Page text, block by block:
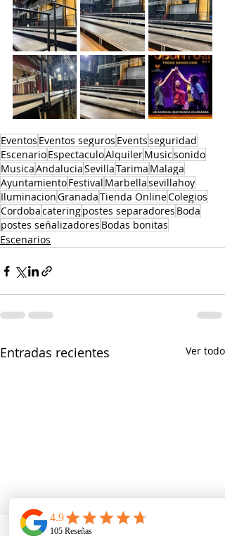
Eventos Eventos seguros Eventsseguridad
EscenarioEspectaculoAlquilerMusicsonido
MusicaAndaluciaSevillaTarima Malaga
AyuntamientoFestival Marbellasevillahoy
IluminacionGranadaTienda OnlineColegios
Cordobacateringpostes separadores Boda
postes señalizadores Bodas bonitas
Escenarios
Entradas recientes Ver todo